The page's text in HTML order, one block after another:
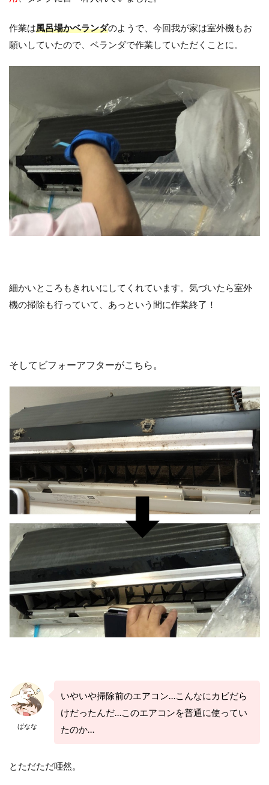
作業は風呂場かベランダのようで、今回我が家は室外機もお
願いしていたので、ベランダで作業していただくことに。
細かいところもきれいにしてくれています。気づいたら室外
機の掃除も行っていて、あっという間に作業終了！
そしてビフォーアフターがこちら。
ばなな
いやいや掃除前のエアコン…こんなにカビだら
けだったんだ…このエアコンを普通に使ってい
たのか…
とただただ唖然。